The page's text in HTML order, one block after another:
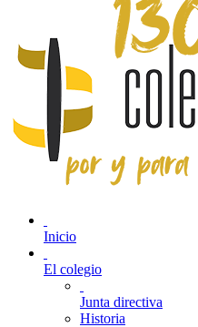
Inicio
El colegio
Junta directiva
Historia